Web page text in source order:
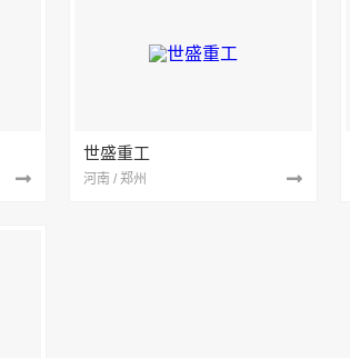
世盛重工
河南 / 郑州